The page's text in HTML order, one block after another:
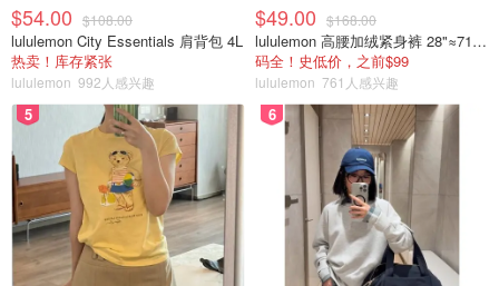
$54.00 $108.00
lululemon City Essentials 肩背包 4L
热卖！库存紧张
lululemon 992人感兴趣
$49.00 $168.00
lululemon 高腰加绒紧身裤 28"≈71cm 5个口袋
码全！史低价，之前$99
lululemon 761人感兴趣
5 6